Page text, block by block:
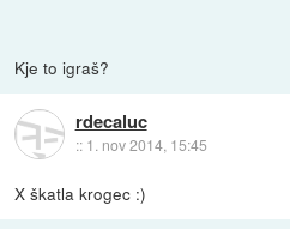
Kje to igraš?
rdecaluc
:: 1. nov 2014, 15:45
X škatla krogec :)